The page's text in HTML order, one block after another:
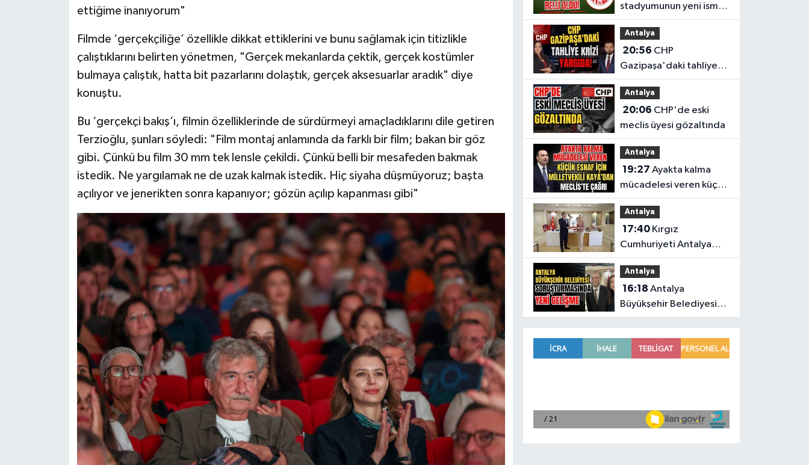
ettiğime inanıyorum"
Filmde ‘gerçekçiliğe’ özellikle dikkat ettiklerini ve bunu sağlamak için titizlikle
çalıştıklarını belirten yönetmen, "Gerçek mekanlarda çektik, gerçek kostümler
bulmaya çalıştık, hatta bit pazarlarını dolaştık, gerçek aksesuarlar aradık" diye
konuştu.
Bu ‘gerçekçi bakış’ı, filmin özelliklerinde de sürdürmeyi amaçladıklarını dile getiren
Terzioğlu, şunları söyledi: "Film montaj anlamında da farklı bir film; bakan bir göz
gibi. Çünkü bu film 30 mm tek lensle çekildi. Çünkü belli bir mesafeden bakmak
istedik. Ne yargılamak ne de uzak kalmak istedik. Hiç siyaha düşmüyoruz; başta
açılıyor ve jenerikten sonra kapanıyor; gözün açılıp kapanması gibi"
stadyumunun yeni ismi
belli oldu!
Antalya
20:56
Gazipaşa'daki tahliye
krizi yargıda!
Antalya
20:06
meclis üyesi gözaltında
Antalya
19:27
mücadelesi veren küçük
esnaf için Milletvekili
Kaya'dan Meclis'te
çağrı
Antalya
17:40Kırgız
Cumhuriyeti Antalya
Başkonsolosu’ndan
anlamlı ziyaret
Antalya
16:18
Büyükşehir Belediyesi
soruşturmasında yeni